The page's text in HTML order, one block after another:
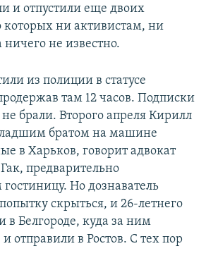
и отпустили еще двоих
ни активистам, ни
не известно.
из полиции в статусе
там 12 часов. Подписки
брали. Второго апреля Кирилл
братом на машине
в Харьков, говорит адвокат
предварительно
Но дознаватель
скрыться, и 26-летнего
в Белгороде, куда за ним
отправили в Ростов. С тех пор